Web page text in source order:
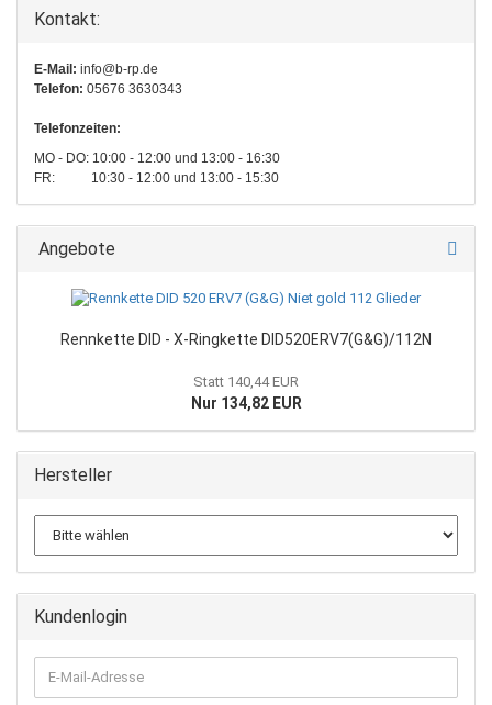
Kontakt:
E-Mail: info@b-rp.de
Telefon: 05676 3630343
Telefonzeiten:
MO - DO: 10:00 - 12:00 und 13:00 - 16:30
FR: 10:30 - 12:00 und 13:00 - 15:30
Angebote
Rennkette DID - X-Ringkette DID520ERV7(G&G)/112N
Statt 140,44 EUR
Nur 134,82 EUR
Hersteller
Kundenlogin
E-
Mail-